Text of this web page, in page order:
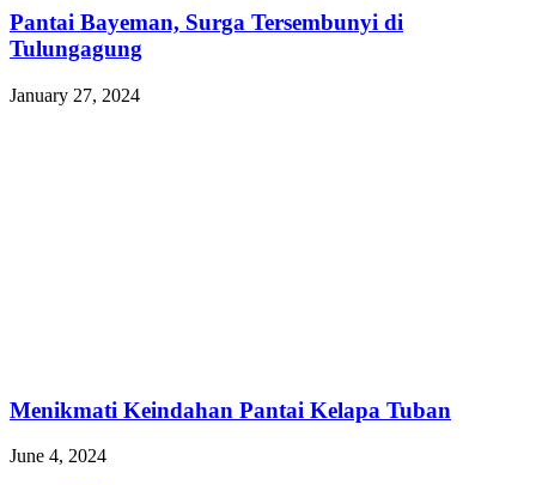
Pantai Bayeman, Surga Tersembunyi di
Tulungagung
January 27, 2024
Menikmati Keindahan Pantai Kelapa Tuban
June 4, 2024